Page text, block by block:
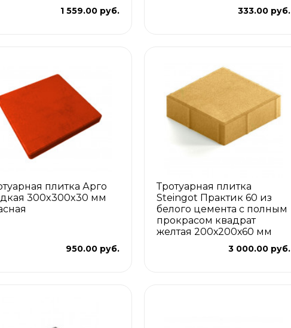
1 559.00 руб. 333.00 руб.
плитка Арго
300x300x30 мм
950.00 руб.
Тротуарная плитка
Steingot Практик 60 из
белого цемента с полным
прокрасом квадрат
желтая 200х200х60 мм
3 000.00 руб.